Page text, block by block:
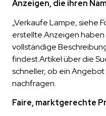
Anzeigen, die ihren
„Verkaufe Lampe, siehe
erstellte Anzeigen
vollständige
findest Artikel über die
schneller, ob ein
nachfragen.
Faire, marktgerechte